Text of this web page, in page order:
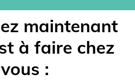
maintenant
à faire chez
vous :